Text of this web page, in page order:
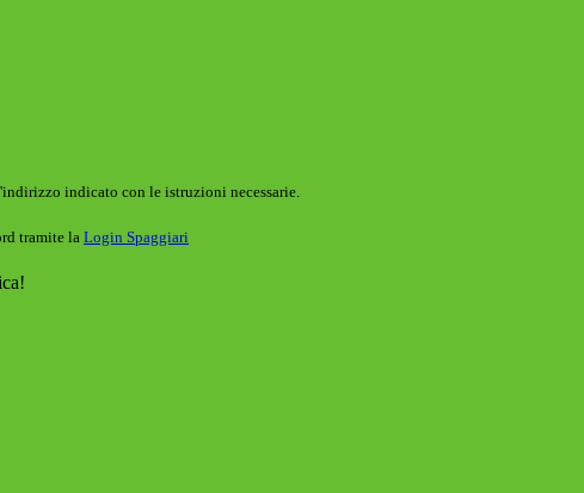
indicato con le istruzioni necessarie.
tramite la Login Spaggiari